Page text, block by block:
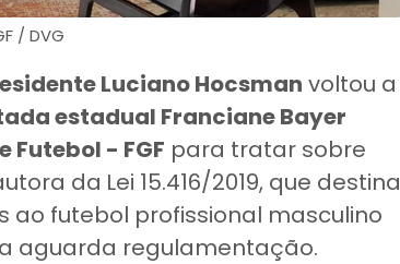
/ DVG
Luciano Hocsman voltou a
estadual Franciane Bayer
Futebol - FGF para tratar sobre
da Lei 15.416/2019, que destina
ao futebol profissional masculino
aguarda regulamentação.